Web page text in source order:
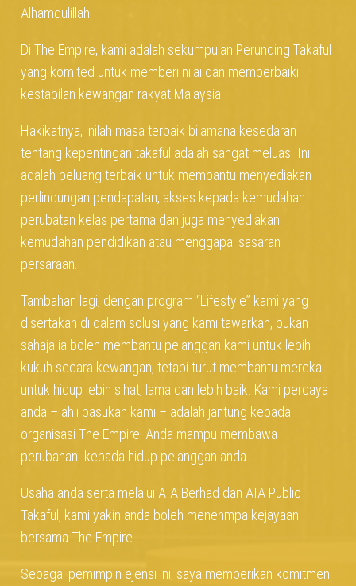
Alhamdulillah.
Di The Empire, kami adalah sekumpulan Perunding Takaful
yang komited untuk memberi nilai dan memperbaiki
kestabilan kewangan rakyat Malaysia.
Hakikatnya, inilah masa terbaik bilamana kesedaran
tentang kepentingan takaful adalah sangat meluas. Ini
adalah peluang terbaik untuk membantu menyediakan
perlindungan pendapatan, akses kepada kemudahan
perubatan kelas pertama dan juga menyediakan
kemudahan pendidikan atau menggapai sasaran
persaraan.
Tambahan lagi, dengan program “Lifestyle” kami yang
disertakan di dalam solusi yang kami tawarkan, bukan
sahaja ia boleh membantu pelanggan kami untuk lebih
kukuh secara kewangan, tetapi turut membantu mereka
untuk hidup lebih sihat, lama dan lebih baik. Kami percaya
anda – ahli pasukan kami – adalah jantung kepada
organisasi The Empire! Anda mampu membawa
perubahan kepada hidup pelanggan anda.
Usaha anda serta melalui AIA Berhad dan AIA Public
Takaful, kami yakin anda boleh menenmpa kejayaan
bersama The Empire.
Sebagai pemimpin ejensi ini, saya memberikan komitmen